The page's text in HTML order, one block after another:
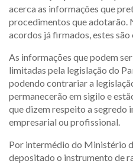
acerca as informações que
procedimentos que adotarão.
acordos já firmados, estes
As informações que podem
limitadas pela legislação do
podendo contrariar a
permanecerão em sigilo e
que dizem respeito a segredo
empresarial ou profissional.
Por intermédio do Ministério
depositado o instrumento de